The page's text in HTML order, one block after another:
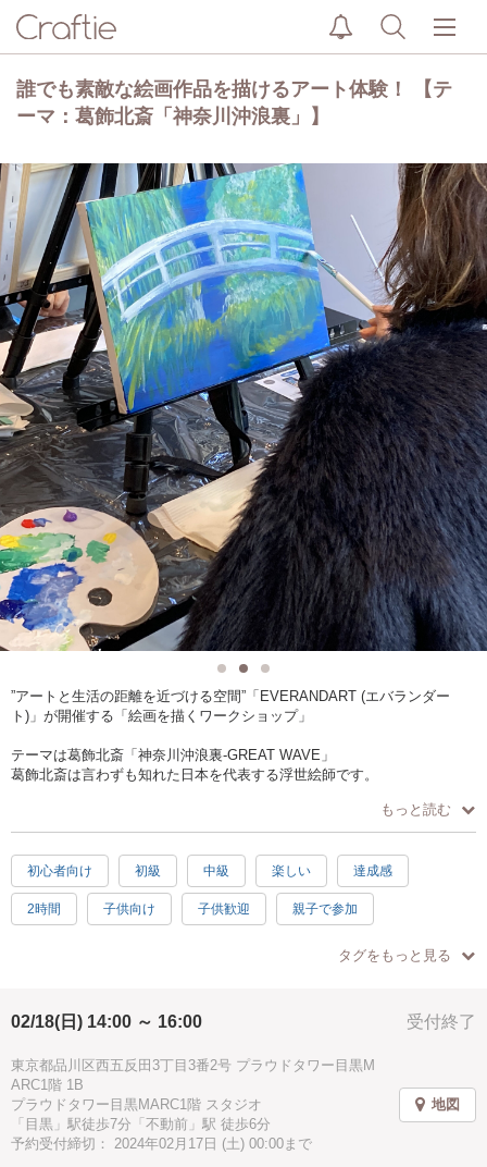
誰でも素敵な絵画作品を描けるアート体験！ 【テ
ーマ：葛飾北斎「神奈川沖浪裏」】
”アートと生活の距離を近づける空間”「EVERANDART (エバランダー
ト)」が開催する「絵画を描くワークショップ」
テーマは葛飾北斎「神奈川沖浪裏-GREAT WAVE」
葛飾北斎は言わずも知れた日本を代表する浮世絵師です。
今回描く「神奈川沖浪裏」は、グレートウェーヴとして世界的に有名で
す。
迫真の大波を描きながら、北斎独自の世界観を体験してみましょう！
もっと読む
初心者向け 初級 中級 楽しい 達成感
2時間 子供向け 子供歓迎 親子で参加
タグをもっと見る
受付終了
02/18(日) 14:00 ～ 16:00
東京都品川区西五反田3丁目3番2号 プラウドタワー目黒M
ARC1階 1B
プラウドタワー目黒MARC1階 スタジオ
「目黒」駅徒歩7分「不動前」駅 徒歩6分
予約受付締切： 2024年02月17日 (土) 00:00まで
地図